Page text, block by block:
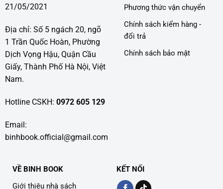
21/05/2021
Địa chỉ: Số 5 ngách 20, ngõ
1 Trần Quốc Hoàn, Phường
Dịch Vọng Hậu, Quận Cầu
Giấy, Thành Phố Hà Nội, Việt
Nam.
Hotline CSKH: 0972 605 129
Email:
binhbook.official@gmail.com
Phương thức vận chuyển
Chính sách kiểm hàng -
đổi trả
Chính sách bảo mật
VỀ BINH BOOK
Giới thiệu nhà sách
KẾT NỐI